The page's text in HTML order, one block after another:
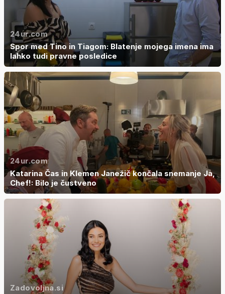
24ur.com
Spor med Tino in Tiagom: Blatenje mojega imena ima
lahko tudi pravne posledice
24ur.com
Katarina Čas in Klemen Janežič končala snemanje Ja,
Chef!: Bilo je čustveno
Zadovoljna.si